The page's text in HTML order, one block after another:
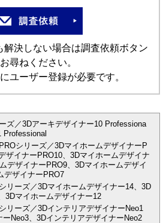
解決しない場合は調査依頼ボタン
尋ねください。
ユーザー登録が必要です。
ズ／3Dアーキデザイナー10 Professiona
Professional
シリーズ／3DマイホームデザイナーP
ザイナーPRO10、3Dマイホームデザイナ
デザイナーPRO9、3Dマイホームデザイ
デザイナーPRO7
リーズ／3Dマイホームデザイナー14、3D
3Dマイホームデザイナー12
リーズ／3DインテリアデザイナーNeo1
Neo3、3DインテリアデザイナーNeo2